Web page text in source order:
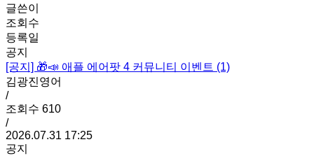
글쓴이
조회수
등록일
공지
[공지] 🎁📣 애플 에어팟 4 커뮤니티 이벤트 (1)
김광진영어
/
조회수 610
/
2026.07.31 17:25
공지